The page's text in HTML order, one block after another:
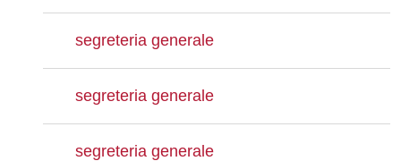
segreteria generale
segreteria generale
segreteria generale